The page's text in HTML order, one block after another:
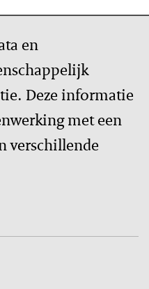
en
Deze informatie
met een
verschillende